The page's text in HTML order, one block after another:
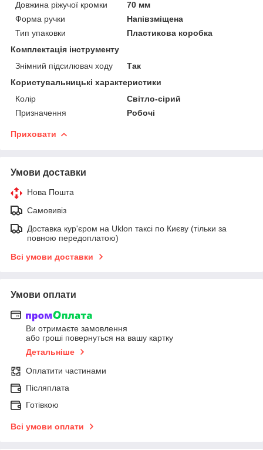
Довжина ріжучої кромки
70 мм
Форма ручки
Напівзміщена
Тип упаковки
Пластикова коробка
Комплектація інструменту
Знімний підсилювач ходу
Так
Користувальницькі характеристики
Колір
Світло-сірий
Призначення
Робочі
Приховати
Умови доставки
Нова Пошта
Самовивіз
Доставка кур'єром на Uklon таксі по Києву (тільки за
повною передоплатою)
Всі умови доставки
Умови оплати
Ви отримаєте замовлення
або гроші повернуться на вашу картку
Детальніше
Оплатити частинами
Післяплата
Готівкою
Всі умови оплати